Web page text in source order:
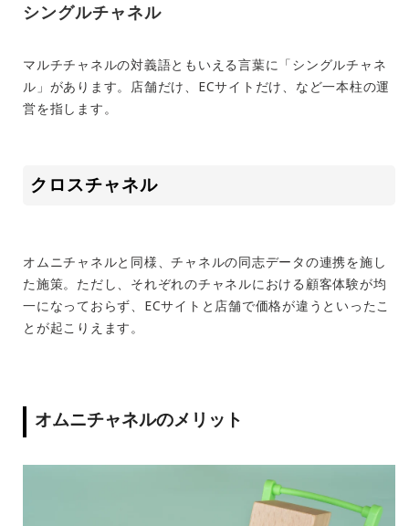
シングルチャネル
マルチチャネルの対義語ともいえる言葉に「シングルチャネ
ル」があります。店舗だけ、ECサイトだけ、など一本柱の運
営を指します。
クロスチャネル
オムニチャネルと同様、チャネルの同志データの連携を施し
た施策。ただし、それぞれのチャネルにおける顧客体験が均
一になっておらず、ECサイトと店舗で価格が違うといったこ
とが起こりえます。
オムニチャネルのメリット